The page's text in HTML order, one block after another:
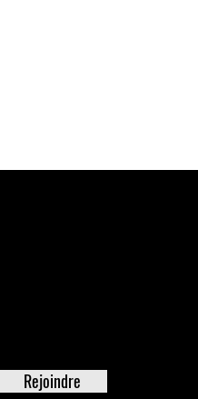
Rejoindre